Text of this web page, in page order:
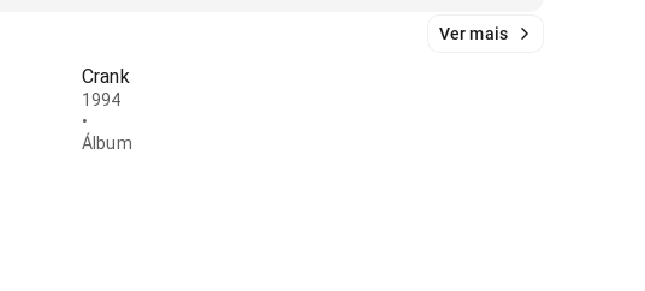
Ver mais
Crank
1994
•
Álbum